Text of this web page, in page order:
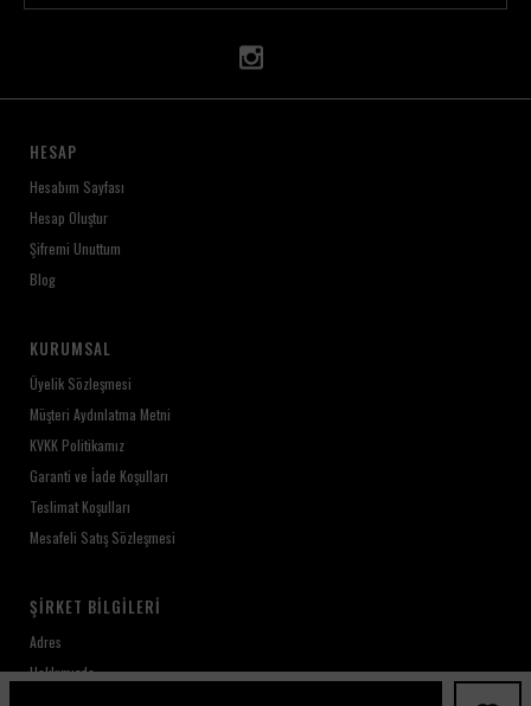
HESAP
Hesabım Sayfası
Hesap Oluştur
Şifremi Unuttum
Blog
KURUMSAL
Üyelik Sözleşmesi
Müşteri Aydınlatma Metni
KVKK Politikamız
Garanti ve İade Koşulları
Teslimat Koşulları
Mesafeli Satış Sözleşmesi
ŞIRKET BILGILERI
Adres
Hakkımızda